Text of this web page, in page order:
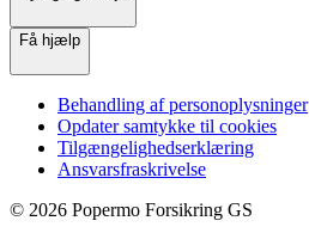
Få hjælp
Behandling af personoplysninger
Opdater samtykke til cookies
Tilgængelighedserklæring
Ansvarsfraskrivelse
© 2026 Popermo Forsikring GS